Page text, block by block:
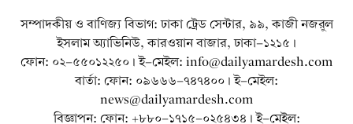
সম্পাদকীয় ও বাণিজ্য বিভাগ: ঢাকা ট্রেড সেন্টার, ৯৯, কাজী নজরুল
ইসলাম অ্যাভিনিউ, কারওয়ান বাজার, ঢাকা-১২১৫।
ফোন: ০২-৫৫০১২২৫০। ই-মেইল: info@dailyamardesh.com
বার্তা: ফোন: ০৯৬৬৬-৭৪৭৪০০। ই-মেইল:
news@dailyamardesh.com
বিজ্ঞাপন: ফোন: +৮৮০-১৭১৫-০২৫৪৩৪ । ই-মেইল: